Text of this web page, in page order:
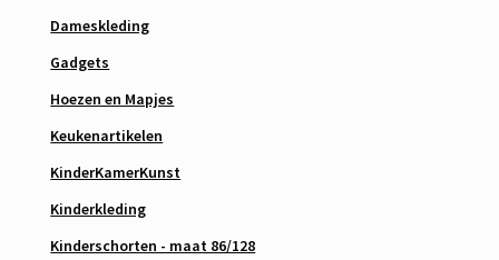
Dameskleding
Gadgets
Hoezen en Mapjes
Keukenartikelen
KinderKamerKunst
Kinderkleding
Kinderschorten - maat 86/128